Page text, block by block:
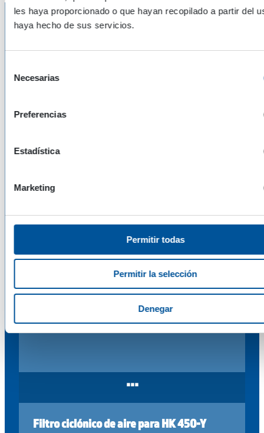
les haya proporcionado o que hayan recopilado a partir del
haya hecho de sus servicios.
Necesarias
Preferencias
Estadística
Marketing
Permitir todas
Permitir la selección
Denegar
Autómata de parada neumática (PNE)
...
Presostato eléctricopara un controlfiable.
...
Filtro ciclónico de aire para HK 450-Y